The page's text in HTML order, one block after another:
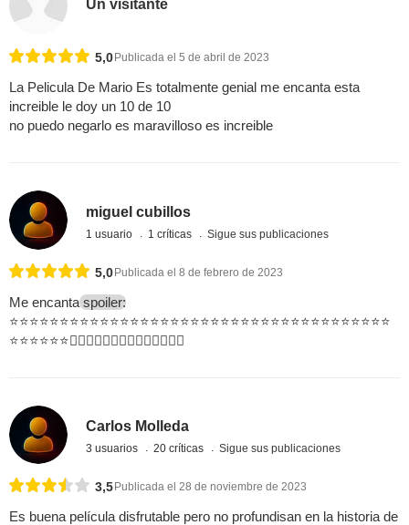
Un visitante
5,0 Publicada el 5 de abril de 2023
La Pelicula De Mario Es totalmente genial me encanta esta
increible le doy un 10 de 10
no puedo negarlo es maravilloso es increible
miguel cubillos
1 usuario 1 críticas Sigue sus publicaciones
5,0Publicada el 8 de febrero de 2023
Me encanta spoiler:
⭐⭐⭐⭐⭐⭐⭐⭐⭐⭐⭐⭐⭐⭐⭐⭐⭐⭐⭐⭐⭐⭐⭐⭐⭐⭐⭐⭐⭐⭐⭐⭐⭐⭐⭐⭐⭐⭐
⭐⭐⭐⭐⭐⭐
Carlos Molleda
3 usuarios 20 críticas Sigue sus publicaciones
3,5Publicada el 28 de noviembre de 2023
Es buena película disfrutable pero no profundisan en la historia de